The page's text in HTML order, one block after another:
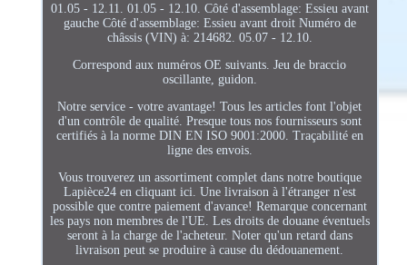
01.05 - 12.11. 01.05 - 12.10. Côté d'assemblage: Essieu avant
gauche Côté d'assemblage: Essieu avant droit Numéro de
châssis (VIN) à: 214682. 05.07 - 12.10.
Correspond aux numéros OE suivants. Jeu de braccio
oscillante, guidon.
Notre service - votre avantage! Tous les articles font l'objet
d'un contrôle de qualité. Presque tous nos fournisseurs sont
certifiés à la norme DIN EN ISO 9001:2000. Traçabilité en
ligne des envois.
Vous trouverez un assortiment complet dans notre boutique
Lapièce24 en cliquant ici. Une livraison à l'étranger n'est
possible que contre paiement d'avance! Remarque concernant
les pays non membres de l'UE. Les droits de douane éventuels
seront à la charge de l'acheteur. Noter qu'un retard dans
livraison peut se produire à cause du dédouanement.